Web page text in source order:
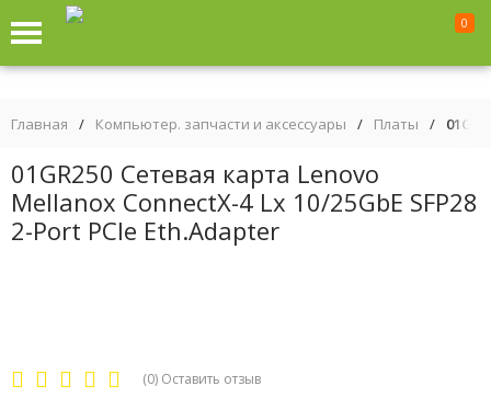
0
Главная / Компьютер. запчасти и аксессуары / Платы /
01GR250 Сетевая карта Lenovo
Mellanox ConnectX-4 Lx 10/25GbE SFP28
2-Port PCIe Eth.Adapter
(0) Оставить отзыв